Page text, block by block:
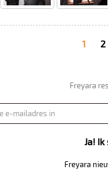
1 2
Freyara
Ja!
Freyara